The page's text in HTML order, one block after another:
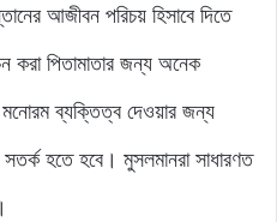
আজীবন পরিচয় হিসাবে দিতে
করা পিতামাতার জন্য অনেক
মনোরম ব্যক্তিত্ব দেওয়ার জন্য
হতে হবে। মুসলমানরা সাধারণত